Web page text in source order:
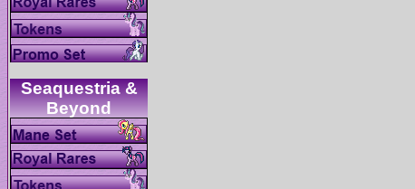
Seaquestria &